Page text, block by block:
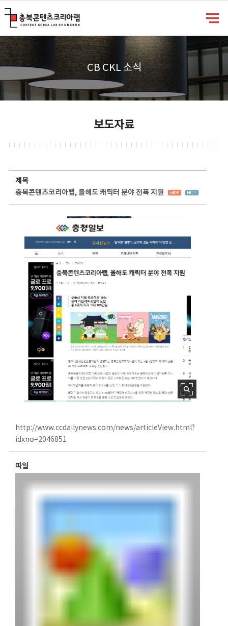
CB CKL 소식
보도자료
제목
충북콘텐츠코리아랩, 올해도 캐틱터 분야 전폭 지원
http://www.ccdailynews.com/news/articleView.html?
idxno=2046851
파일